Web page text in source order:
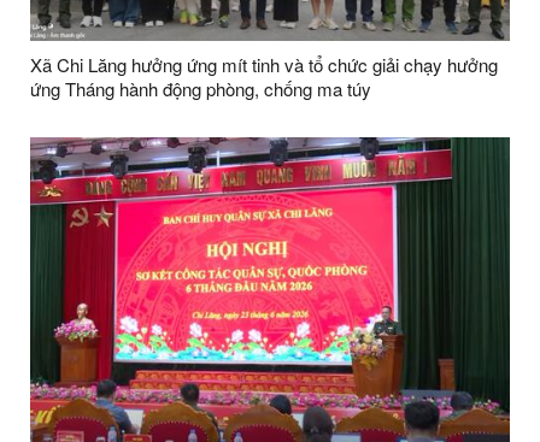
Xã Chi Lăng hưởng ứng mít tinh và tổ chức giải chạy hưởng
ứng Tháng hành động phòng, chống ma túy